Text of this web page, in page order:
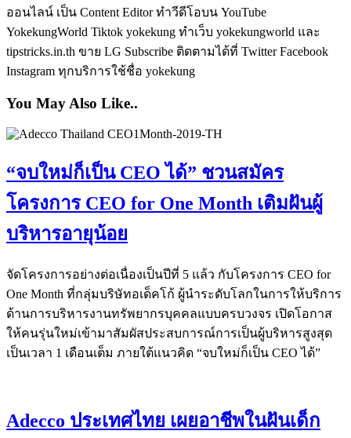
ออนไลน์ เป็น Content Editor ทำวีดีโอบน YouTube
YokekungWorld Tiktok yokekung ทำเว็บ yokekungworld และ
tipstricks.in.th ขาย LG Subscribe ติดตามได้ที่ Twitter Facebook
Instagram ทุกบริการใช้ชื่อ yokekung
You May Also Like..
“จบใหม่ก็เป็น CEO ได้” ชวนสมัคร
โครงการ CEO for One Month เติมฝันผู้
บริหารอายุน้อย
จัดโครงการอย่างต่อเนื่องเป็นปีที่ 5 แล้ว กับโครงการ CEO for
One Month ที่กลุ่มบริษัทอเด็คโก้ ผู้นำระดับโลกในการให้บริการ
ด้านการบริหารงานทรัพยากรบุคคลแบบครบวงจร เปิดโอกาส
ให้คนรุ่นใหม่เข้ามาสัมผัสประสบการณ์การเป็นผู้บริหารสูงสุด
เป็นเวลา 1 เดือนเต็ม ภายใต้แนวคิด “จบใหม่ก็เป็น CEO ได้”
Adecco ประเทศไทย เผยอาชีพในฝันเด็ก